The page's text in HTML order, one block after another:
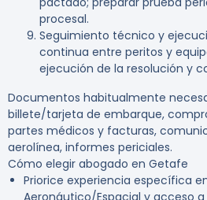
procesal.
Seguimiento técnico y
continua entre peritos y
ejecución de la resolución y
Documentos habitualmente
billete/tarjeta de embarque,
partes médicos y facturas,
aerolínea, informes periciales.
Cómo elegir abogado en Getafe
Priorice experiencia específica